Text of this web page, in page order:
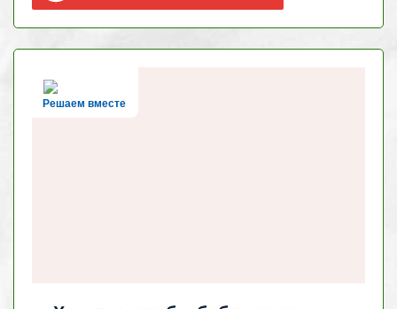
Решаем вместе